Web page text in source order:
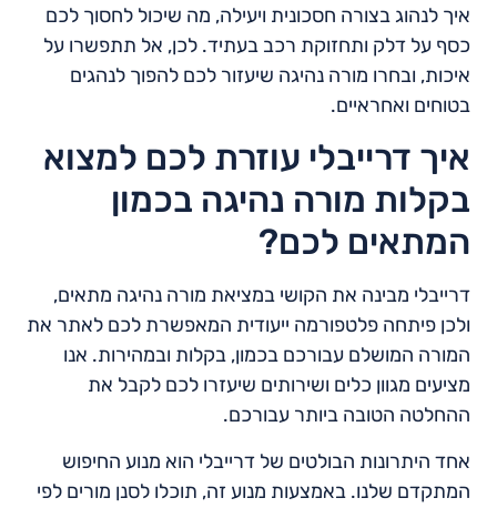
איך לנהוג בצורה חסכונית ויעילה, מה שיכול לחסוך לכם
כסף על דלק ותחזוקת רכב בעתיד. לכן, אל תתפשרו על
איכות, ובחרו מורה נהיגה שיעזור לכם להפוך לנהגים
בטוחים ואחראיים.
איך דרייבלי עוזרת לכם למצוא
בקלות מורה נהיגה בכמון
המתאים לכם?
דרייבלי מבינה את הקושי במציאת מורה נהיגה מתאים,
ולכן פיתחה פלטפורמה ייעודית המאפשרת לכם לאתר את
המורה המושלם עבורכם בכמון, בקלות ובמהירות. אנו
מציעים מגוון כלים ושירותים שיעזרו לכם לקבל את
ההחלטה הטובה ביותר עבורכם.
אחד היתרונות הבולטים של דרייבלי הוא מנוע החיפוש
המתקדם שלנו. באמצעות מנוע זה, תוכלו לסנן מורים לפי